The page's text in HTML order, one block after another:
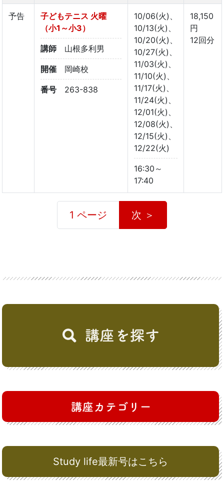
Study life最新号はこちら
予告
子どもテニス 火曜
（小1～小3）
講師 山根多利男
開催 岡崎校
番号 263-838
10/06(火)、
10/13(火)、
10/20(火)、
10/27(火)、
11/03(火)、
11/10(火)、
11/17(火)、
11/24(火)、
12/01(火)、
12/08(火)、
12/15(火)、
12/22(火)
16:30～
17:40
18,150
円
12回分
1 ページ 次 ＞